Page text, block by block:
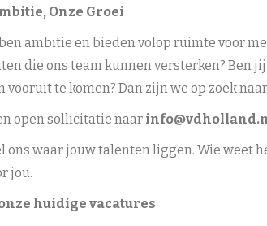
Onze Groei
ambitie en bieden volop ruimte voor
die ons team kunnen versterken? Ben
vooruit te komen? Dan zijn we op zoek
open sollicitatie naar
ons waar jouw talenten liggen. Wie weet
jou.
huidige vacatures